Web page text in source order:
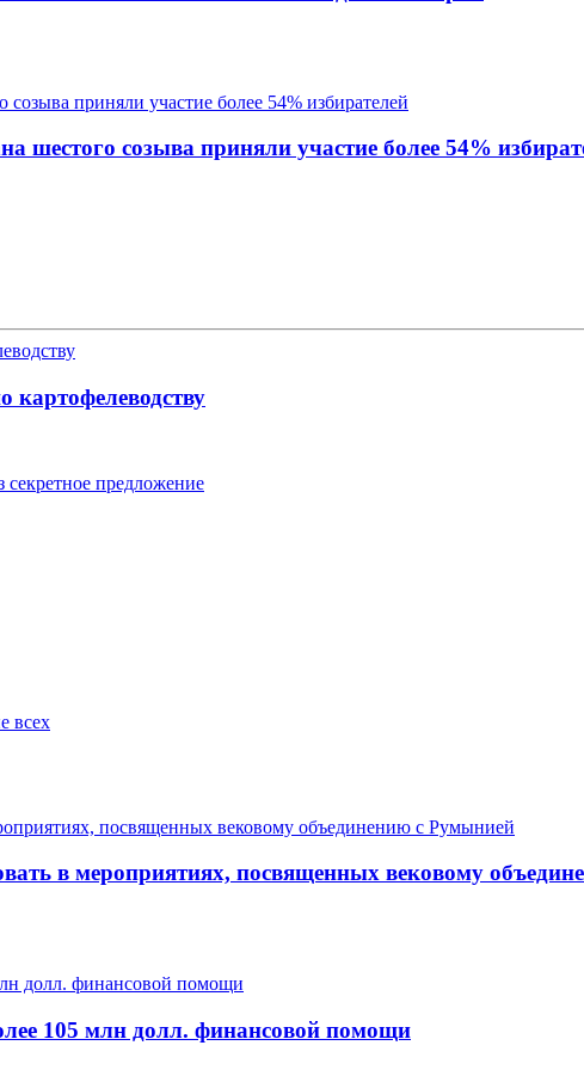
шестого созыва приняли участие более 54%
секретное предложение
всех
в мероприятиях, посвященных вековому
105 млн долл. финансовой помощи